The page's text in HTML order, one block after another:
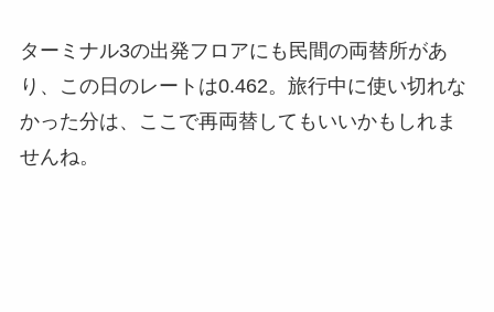
ターミナル3の出発フロアにも民間の両替所があ
り、この日のレートは0.462。旅行中に使い切れな
かった分は、ここで再両替してもいいかもしれま
せんね。